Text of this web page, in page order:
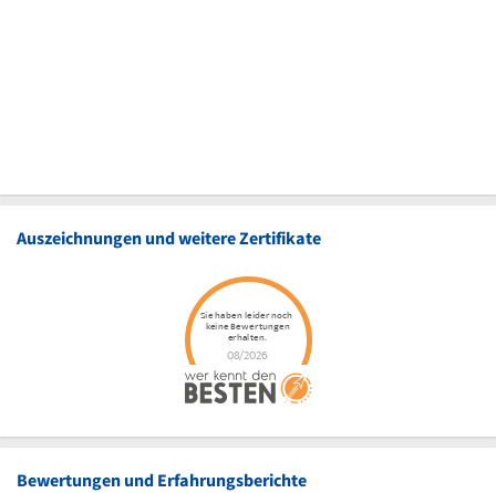
Auszeichnungen und weitere Zertifikate
Bewertungen und Erfahrungsberichte